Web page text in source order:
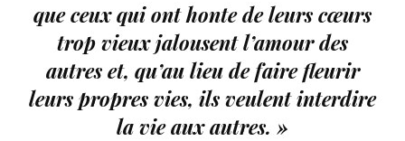
que ceux qui ont honte de leurs cœurs
trop vieux jalousent l’amour des
autres et, qu’au lieu de faire fleurir
leurs propres vies, ils veulent interdire
la vie aux autres. »